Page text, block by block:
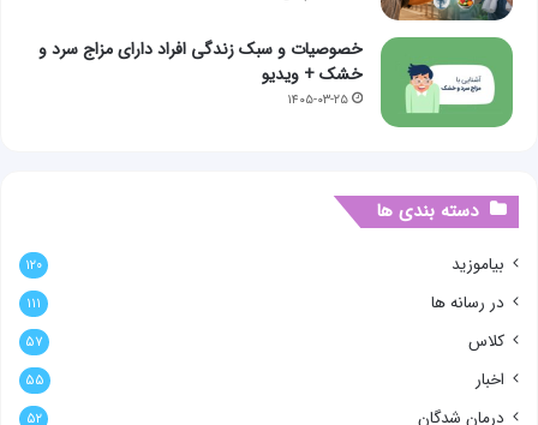
خصوصیات و سبک زندگی افراد دارای مزاج سرد و
خشک + ویدیو
۱۴۰۵-۰۳-۲۵
دسته بندی ها
بیاموزید ۱۲۰
در رسانه ها ۱۱۱
کلاس ۵۷
اخبار ۵۵
درمان شدگان ۵۲